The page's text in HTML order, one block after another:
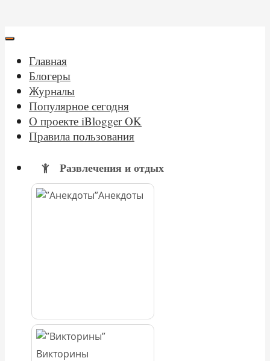
Главная
Блогеры
Журналы
Популярное сегодня
О проекте iBlogger OK
Правила пользования
Развлечения и отдых
Анекдоты
Викторины